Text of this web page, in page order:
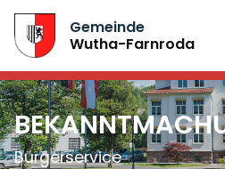
Gemeinde
Wutha-Farnroda
Bürgerservice